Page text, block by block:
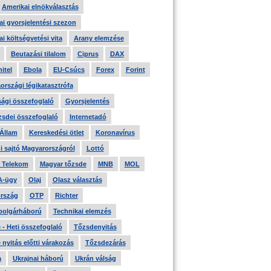
Amerikai elnökválasztás
gyorsjelentési szezon
költségvetési vita Arany elemzése
Beutazási tilalom Ciprus DAX
Ebola EU-Csúcs Forex Forint
légikatasztrófa
összefoglaló Gyorsjelentés
összefoglaló Internetadó
Kereskedési ötlet Koronavírus
sajtó Magyarországról Lottó
Telekom Magyar tőzsde MNB MOL
ügy Olaj Olasz választás
OTP Richter
Technikai elemzés
- Heti összefoglaló Tőzsdenyitás
nyitás előtti várakozás Tőzsdezárás
Ukrajnai háború Ukrán válság